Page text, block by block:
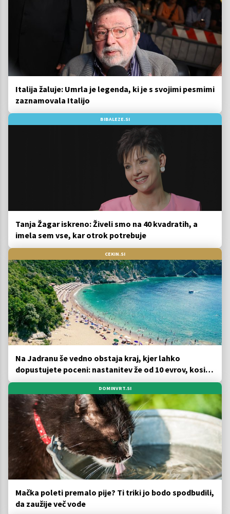
Italija žaluje: Umrla je legenda, ki je s svojimi pesmimi
zaznamovala Italijo
BIBALEZE.SI
Tanja Žagar iskreno: Živeli smo na 40 kvadratih, a
imela sem vse, kar otrok potrebuje
CEKIN.SI
Na Jadranu še vedno obstaja kraj, kjer lahko
dopustujete poceni: nastanitev že od 10 evrov, kosilo
za pet evrov
DOMINVRT.SI
Mačka poleti premalo pije? Ti triki jo bodo spodbudili,
da zaužije več vode